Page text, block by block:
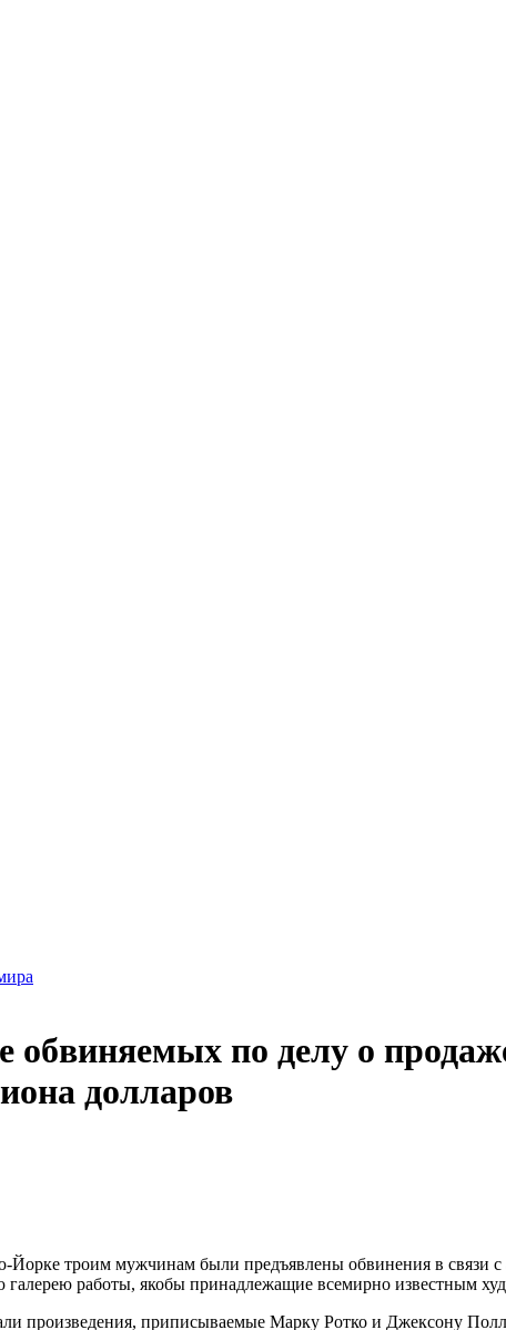
обвиняемых по делу о
долларов
троим мужчинам были предъявлены обвинения в связи с
галерею работы, якобы принадлежащие всемирно известным
произведения, приписываемые Марку Ротко и Джексону